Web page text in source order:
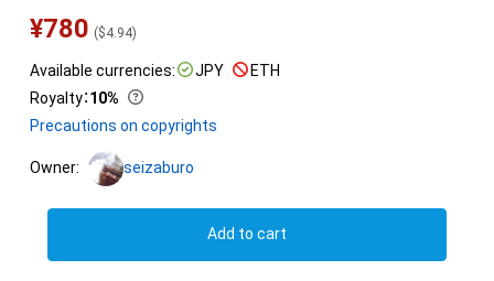
¥780 ($4.94)
Available currencies: JPY
ETH
Royalty：10%
Precautions on copyrights
Owner: seizaburo
Add to cart